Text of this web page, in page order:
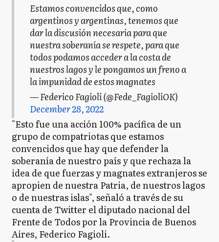
Estamos convencidos que, como
argentinos y argentinas, tenemos que
dar la discusión necesaria para que
nuestra soberanía se respete, para que
todos podamos acceder a la costa de
nuestros lagos y le pongamos un freno a
la impunidad de estos magnates
— Federico Fagioli (@Fede_FagioliOK)
December 28, 2022
"Esto fue una acción 100% pacífica de un
grupo de compatriotas que estamos
convencidos que hay que defender la
soberanía de nuestro país y que rechaza la
idea de que fuerzas y magnates extranjeros se
apropien de nuestra Patria, de nuestros lagos
o de nuestras islas", señaló a través de su
cuenta de Twitter el diputado nacional del
Frente de Todos por la Provincia de Buenos
Aires, Federico Fagioli.